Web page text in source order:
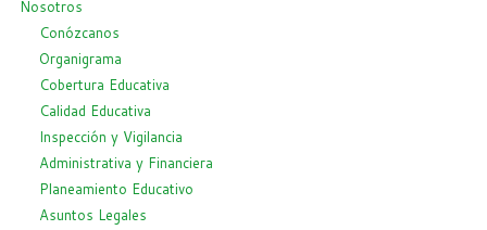
Nosotros
Conózcanos
Organigrama
Cobertura Educativa
Calidad Educativa
Inspección y Vigilancia
Administrativa y Financiera
Planeamiento Educativo
Asuntos Legales